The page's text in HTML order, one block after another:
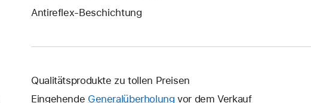
Antireflex-Beschichtung
Qualitätsprodukte zu tollen Preisen
Eingehende Generalüberholung vor dem Verkauf